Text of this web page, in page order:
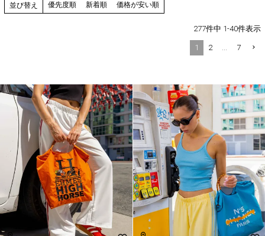
並び替え 優先度順 新着順 価格が安い順
277件中 1-40件表示
1 2 … 7